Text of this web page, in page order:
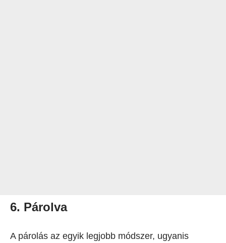
6. Párolva
A párolás az egyik legjobb módszer, ugyanis